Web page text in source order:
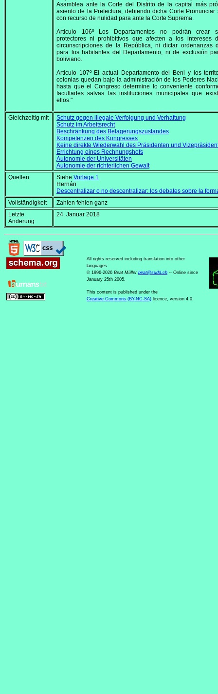
Asamblea ante la Corte del Distrito de la capital más
asiento de la Prefectura, debiendo dicha Corte Pronunciar
con recurso de nulidad para ante la Corte Suprema.
Artículo 106º Los Departamentos no podrán crear
protectores ni prohibitivos que afecten a los intereses
circunscripciones de la República, ni dictar ordenanzas
para los habitantes del Departamento, ni de exclusión
boliviano.
Artículo 107º El actual Departamento del Beni y los
colonias quedan bajo la administración de los Poderes
hasta que el Congreso determine lo conveniente
facultades salvas las instituciones municipales que
ellos."
Gleichzeitig mit
Schutz gegen illegale Verfolgung und Verhaftung
Schutz im Arbeitsrecht
Beschränkung des Belagerungszustandes
Kompetenzen des Kongresses
Keine direkte Wiederwahl des Präsidenten und
Errichtung eines Rechnungshofs
Autonomie der Universitäten
Autonomie der richterlichen Gewalt
Quellen
Siehe Vorlage 1
Hernán
Descentralizar o no descentralizar: los debates sobre la
Vollständigkeit
Zahlen fehlen ganz
Letzte
Änderung
24. Januar 2018
All rights reserved including translation into other
languages
© 1996-2026 Beat Müller beat@sudd.ch -- Online since
January 25th 2005.
This content is published under the
Creative Commons (BY-NC-SA) licence, version 4.0.